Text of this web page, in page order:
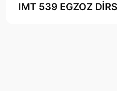
IMT 539 EGZOZ